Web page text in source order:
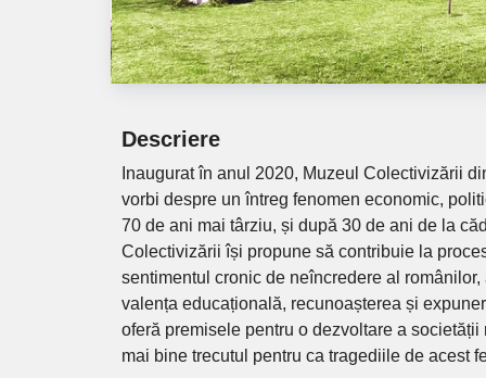
Descriere
Inaugurat în anul 2020, Muzeul Colectivizării
vorbi despre un întreg fenomen economic,
70 de ani mai târziu, și după 30 de ani de la
Colectivizării își propune să contribuie la
sentimentul cronic de neîncredere al
valența educațională, recunoașterea și
oferă premisele pentru o dezvoltare a
mai bine trecutul pentru ca tragediile de acest